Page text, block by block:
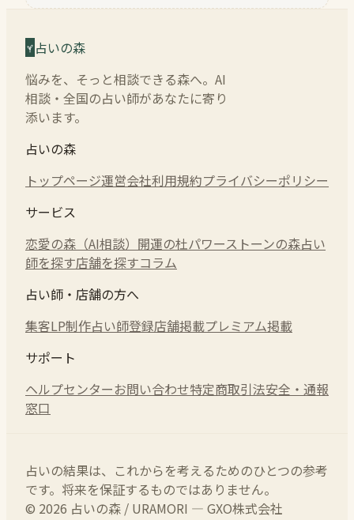
占いの森
悩みを、そっと相談できる森へ。AI
相談・全国の占い師があなたに寄り
添います。
占いの森
トップページ運営会社利用規約プライバシーポリシー
サービス
恋愛の森（AI相談） 開運の杜パワーストーンの森占い
師を探す店舗を探すコラム
占い師・店舗の方へ
集客LP制作占い師登録店舗掲載プレミアム掲載
サポート
ヘルプセンターお問い合わせ特定商取引法安全・通報
窓口
占いの結果は、これからを考えるためのひとつの参考
です。将来を保証するものではありません。
© 2026 占いの森 / URAMORI — GXO株式会社